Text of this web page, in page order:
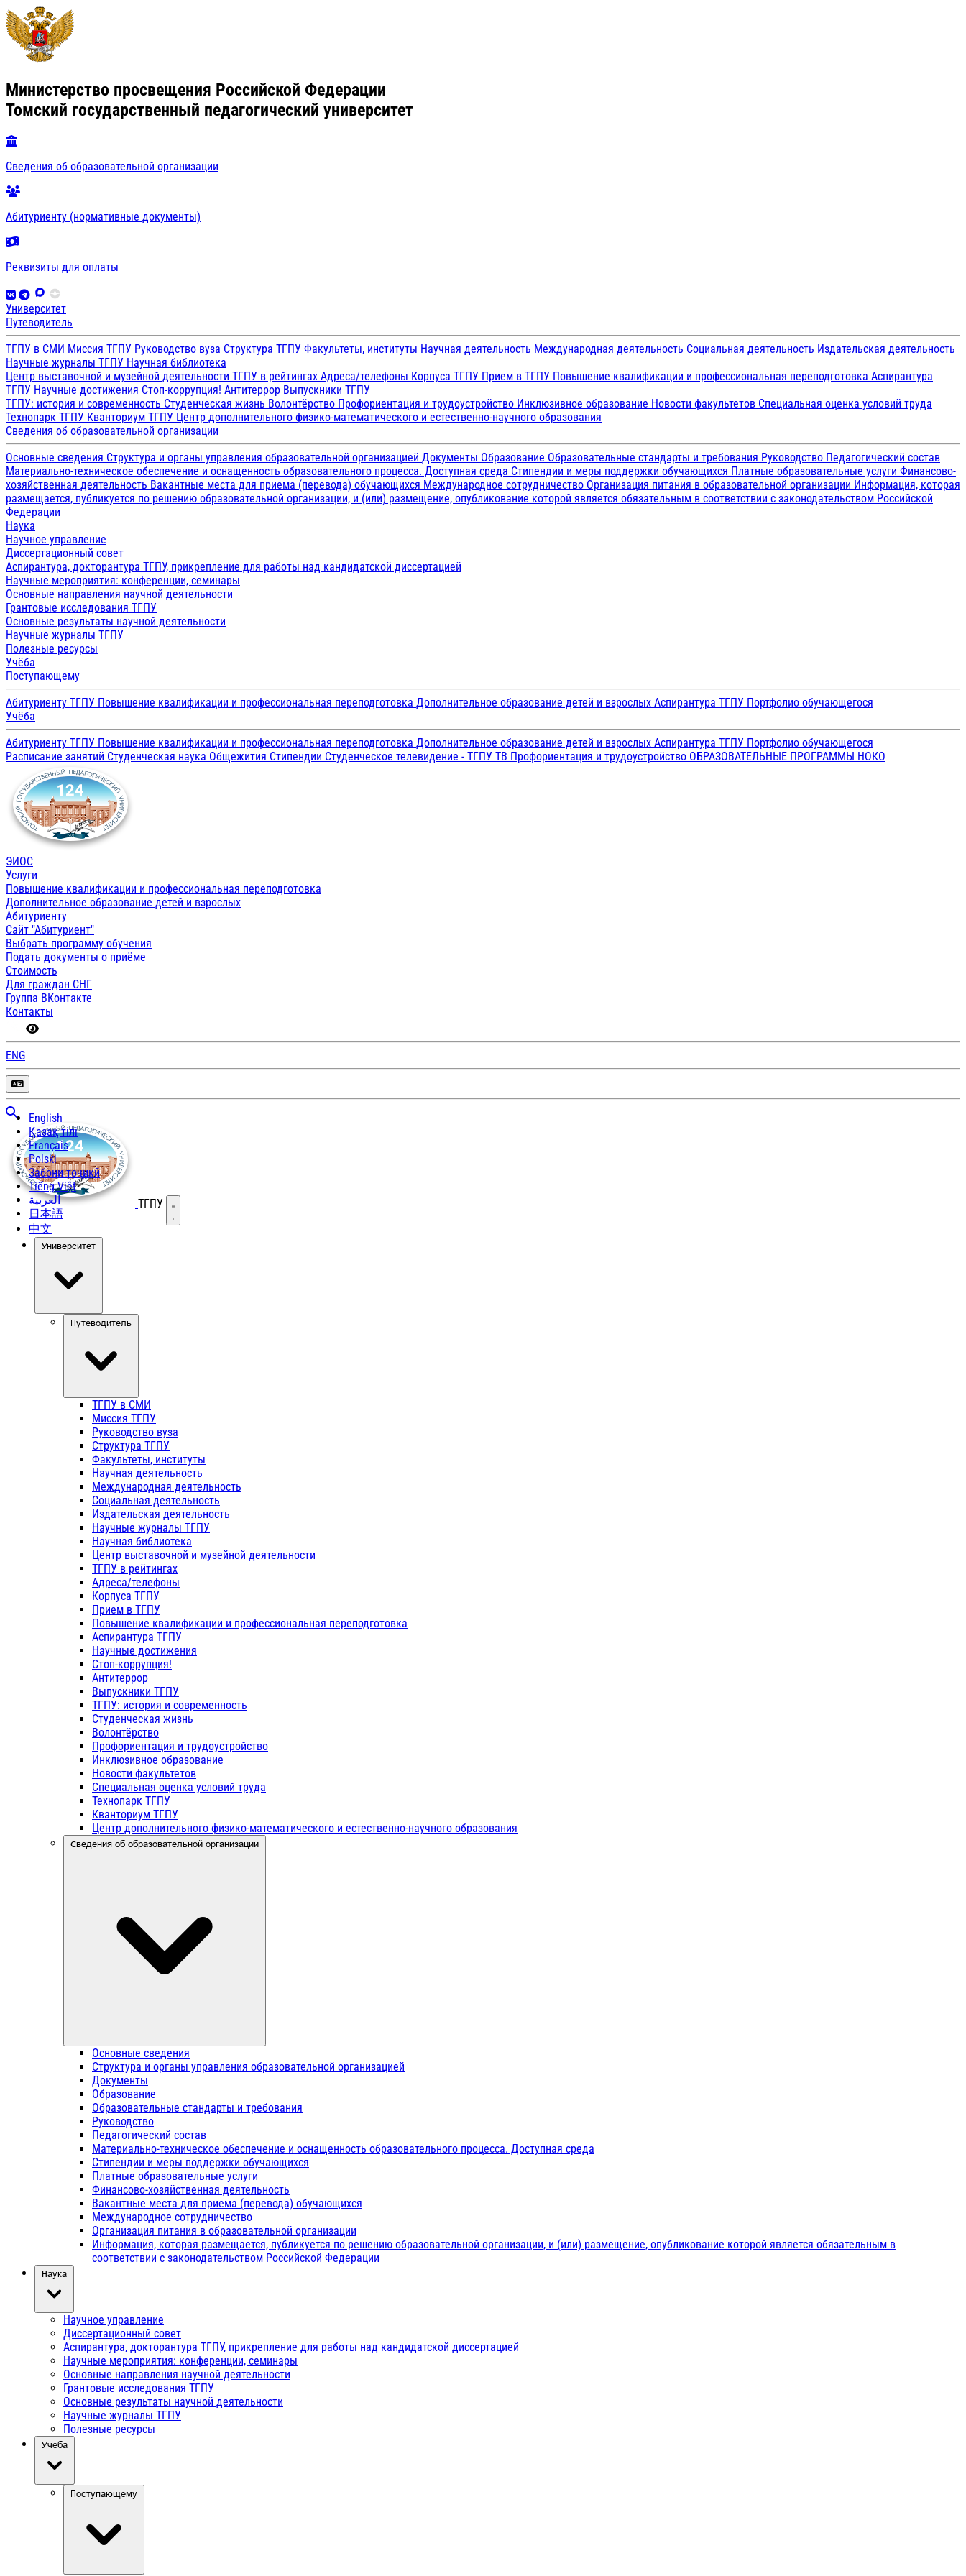
Министерство просвещения Российской Федерации
Томский государственный педагогический университет
Сведения об образовательной организации
Абитуриенту (нормативные документы)
Реквизиты для оплаты
Университет
Путеводитель
ТГПУ в СМИ Миссия ТГПУ Руководство вуза Структура ТГПУ Факультеты, институты Научная деятельность Международная деятельность Социальная деятельность Издательская деятельность
Научные журналы ТГПУ Научная библиотека
Центр выставочной и музейной деятельности ТГПУ в рейтингах Адреса/телефоны Корпуса ТГПУ Прием в ТГПУ Повышение квалификации и профессиональная переподготовка Аспирантура
ТГПУ Научные достижения Стоп-коррупция! Антитеррор Выпускники ТГПУ
ТГПУ: история и современность Студенческая жизнь Волонтёрство Профориентация и трудоустройство Инклюзивное образование Новости факультетов Специальная оценка условий труда
Технопарк ТГПУ Кванториум ТГПУ Центр дополнительного физико-математического и естественно-научного образования
Сведения об образовательной организации
Основные сведения Структура и органы управления образовательной организацией Документы Образование Образовательные стандарты и требования Руководство Педагогический состав
Материально-техническое обеспечение и оснащенность образовательного процесса. Доступная среда Стипендии и меры поддержки обучающихся Платные образовательные услуги Финансово-
хозяйственная деятельность Вакантные места для приема (перевода) обучающихся Международное сотрудничество Организация питания в образовательной организации Информация, которая
размещается, публикуется по решению образовательной организации, и (или) размещение, опубликование которой является обязательным в соответствии с законодательством Российской
Федерации
Наука
Научное управление
Диссертационный совет
Аспирантура, докторантура ТГПУ, прикрепление для работы над кандидатской диссертацией
Научные мероприятия: конференции, семинары
Основные направления научной деятельности
Грантовые исследования ТГПУ
Основные результаты научной деятельности
Научные журналы ТГПУ
Полезные ресурсы
Учёба
Поступающему
Абитуриенту ТГПУ Повышение квалификации и профессиональная переподготовка Дополнительное образование детей и взрослых Аспирантура ТГПУ Портфолио обучающегося
Учёба
Абитуриенту ТГПУ Повышение квалификации и профессиональная переподготовка Дополнительное образование детей и взрослых Аспирантура ТГПУ Портфолио обучающегося
Расписание занятий Студенческая наука Общежития Стипендии Студенческое телевидение - ТГПУ ТВ Профориентация и трудоустройство ОБРАЗОВАТЕЛЬНЫЕ ПРОГРАММЫ НОКО
ЭИОС
Услуги
Повышение квалификации и профессиональная переподготовка
Дополнительное образование детей и взрослых
Абитуриенту
Сайт "Абитуриент"
Выбрать программу обучения
Подать документы о приёме
Стоимость
Для граждан СНГ
Группа ВКонтакте
Контакты
ENG
English
Қазақ тілі
Français
Polski
Забони тоҷикӣ
Tiếng Việt
العربية
日本語
中文
ТГПУ Открыть меню
Университет
Путеводитель
ТГПУ в СМИ
Миссия ТГПУ
Руководство вуза
Структура ТГПУ
Факультеты, институты
Научная деятельность
Международная деятельность
Социальная деятельность
Издательская деятельность
Научные журналы ТГПУ
Научная библиотека
Центр выставочной и музейной деятельности
ТГПУ в рейтингах
Адреса/телефоны
Корпуса ТГПУ
Прием в ТГПУ
Повышение квалификации и профессиональная переподготовка
Аспирантура ТГПУ
Научные достижения
Стоп-коррупция!
Антитеррор
Выпускники ТГПУ
ТГПУ: история и современность
Студенческая жизнь
Волонтёрство
Профориентация и трудоустройство
Инклюзивное образование
Новости факультетов
Специальная оценка условий труда
Технопарк ТГПУ
Кванториум ТГПУ
Центр дополнительного физико-математического и естественно-научного образования
Сведения об образовательной организации
Основные сведения
Структура и органы управления образовательной организацией
Документы
Образование
Образовательные стандарты и требования
Руководство
Педагогический состав
Материально-техническое обеспечение и оснащенность образовательного процесса. Доступная среда
Стипендии и меры поддержки обучающихся
Платные образовательные услуги
Финансово-хозяйственная деятельность
Вакантные места для приема (перевода) обучающихся
Международное сотрудничество
Организация питания в образовательной организации
Информация, которая размещается, публикуется по решению образовательной организации, и (или) размещение, опубликование которой является обязательным в
соответствии с законодательством Российской Федерации
Наука
Научное управление
Диссертационный совет
Аспирантура, докторантура ТГПУ, прикрепление для работы над кандидатской диссертацией
Научные мероприятия: конференции, семинары
Основные направления научной деятельности
Грантовые исследования ТГПУ
Основные результаты научной деятельности
Научные журналы ТГПУ
Полезные ресурсы
Учёба
Поступающему